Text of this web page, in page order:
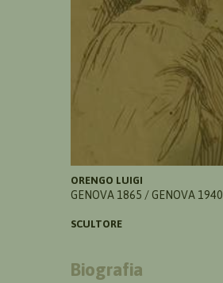
ORENGO LUIGI
GENOVA 1865 / GENOVA 1940
SCULTORE
Biografia